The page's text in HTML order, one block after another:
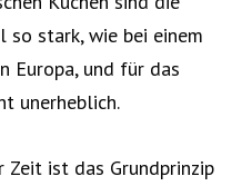
so stark, wie bei einem
Europa, und für das
unerheblich.
ist das Grundprinzip